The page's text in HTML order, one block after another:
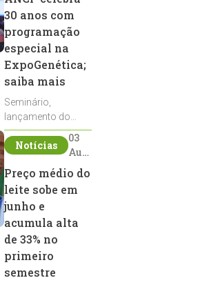
30 anos com
programação
especial na
ExpoGenética;
saiba mais
Seminário,
lançamento do
Sumário de Touros,
debates, podcast,
reprodutores e
homenagens
integram a
programação da
entidade durante a
ExpoGenética 2026
Notícias
03
Aug
2026
Preço médio do
leite sobe em
junho e
acumula alta
de 33% no
primeiro
semestre